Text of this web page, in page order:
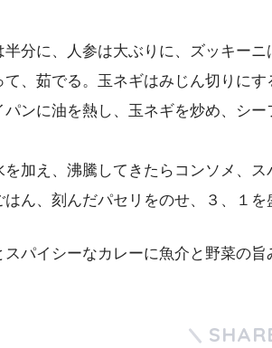
半分に、人参は大ぶりに、ズッキー
て、茹でる。玉ネギはみじん切りにす
パンに油を熱し、玉ネギを炒め、シ
を加え、沸騰してきたらコンソメ、
はん、刻んだパセリをのせ、３、１を
パイシーなカレーに魚介と野菜の旨